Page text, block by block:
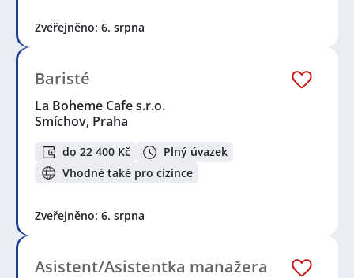
Zveřejněno: 6. srpna
Baristé
La Boheme Cafe s.r.o.
Smíchov, Praha
do 22 400 Kč
Plný úvazek
Vhodné také pro cizince
Zveřejněno: 6. srpna
Asistent/Asistentka manažera